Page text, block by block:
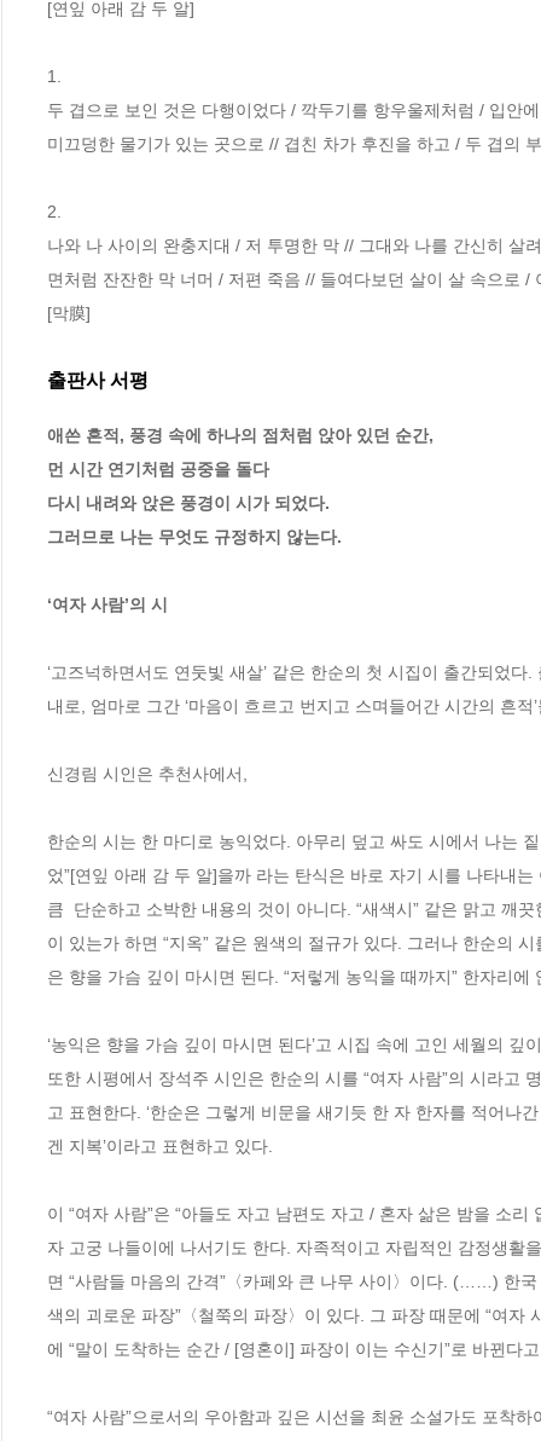
[연잎 아래 감 두 알]
1.
두 겹으로 보인 것은 다행이었다 / 깍두기를 항우울제처럼 / 입안
미끄덩한 물기가 있는 곳으로 // 겹친 차가 후진을 하고 / 두 겹의
2.
나와 나 사이의 완충지대 / 저 투명한 막 // 그대와 나를 간신히 살
면처럼 잔잔한 막 너머 / 저편 죽음 // 들여다보던 살이 살 속으로 /
[막膜]
출판사 서평
애쓴 흔적, 풍경 속에 하나의 점처럼 앉아 있던 순간,
먼 시간 연기처럼 공중을 돌다
다시 내려와 앉은 풍경이 시가 되었다.
그러므로 나는 무엇도 규정하지 않는다.
‘여자 사람’의 시
‘고즈넉하면서도 연둣빛 새살’ 같은 한순의 첫 시집이 출간되었
내로, 엄마로 그간 ‘마음이 흐르고 번지고 스며들어간 시간의 흔
신경림 시인은 추천사에서,
한순의 시는 한 마디로 농익었다. 아무리 덮고 싸도 시에서 나는
었”[연잎 아래 감 두 알]을까 라는 탄식은 바로 자기 시를 나타내
큼  단순하고 소박한 내용의 것이 아니다. “새색시” 같은 맑고 깨
이 있는가 하면 “지옥” 같은 원색의 절규가 있다. 그러나 한순의
은 향을 가슴 깊이 마시면 된다. “저렇게 농익을 때까지” 한자리
‘농익은 향을 가슴 깊이 마시면 된다’고 시집 속에 고인 세월의 깊
또한 시평에서 장석주 시인은 한순의 시를 “여자 사람”의 시라고
고 표현한다. ‘한순은 그렇게 비문을 새기듯 한 자 한자를 적어나
겐 지복’이라고 표현하고 있다.
이 “여자 사람”은 “아들도 자고 남편도 자고 / 혼자 삶은 밤을 소
자 고궁 나들이에 나서기도 한다. 자족적이고 자립적인 감정생활
면 “사람들 마음의 간격”〈카페와 큰 나무 사이〉이다. (……) 한
색의 괴로운 파장”〈철쭉의 파장〉이 있다. 그 파장 때문에 “여
에 “말이 도착하는 순간 / [영혼이] 파장이 이는 수신기”로 바뀐다
“여자 사람”으로서의 우아함과 깊은 시선을 최윤 소설가도 포착